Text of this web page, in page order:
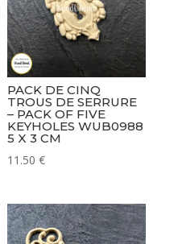
PACK DE CINQ
TROUS DE SERRURE
– PACK OF FIVE
KEYHOLES WUB0988
5 X 3 CM
11.50€